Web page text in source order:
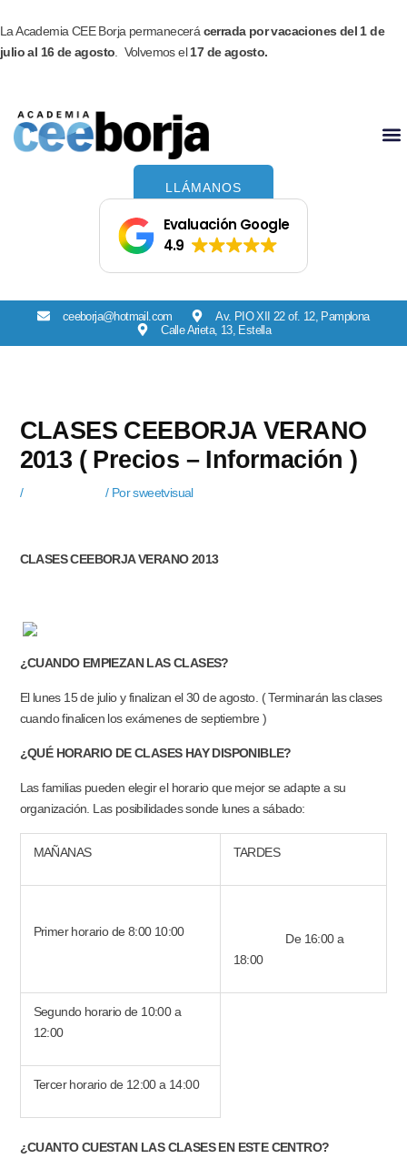
contenido
La Academia CEE Borja permanecerá cerrada por vacaciones del 1 de
julio al 16 de agosto . Volvemos el17 de agosto.
LLÁMANOS
Evaluación Google
4.9
ceeborja@hotmail.com
Av. PIO XII 22 of. 12, Pamplona
Calle Arieta, 13, Estella
CLASES CEEBORJA VERANO
/ / Porsweetvisual
CLASESCEEBORJAVERANO2013
¿CUANDO EMPIEZAN LAS CLASES?
El lunes 15 de julio y finalizan el 30 de agosto. ( Terminarán las clases
cuando finalicen los exámenes de septiembre )
¿QUÉ HORARIO DE CLASES HAY DISPONIBLE?
Las familias pueden elegir el horario que mejor se adapte a su
organización. Las posibilidades sonde lunes a sábado:
MAÑANAS TARDES
Primer horario de 8:00 10:00
De 16:00 a
18:00
Segundo horario de 10:00 a
12:00
Tercer horario de 12:00 a 14:00
¿CUANTO CUESTAN LAS CLASES EN ESTE CENTRO?